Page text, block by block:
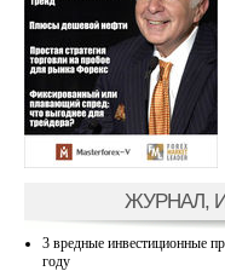
ЖУРНАЛ,
3 вредные инвестиционные
году